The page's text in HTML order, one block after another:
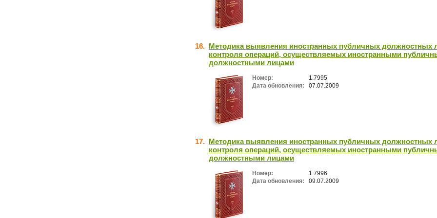
16. Методика выявления иностранных публичных должностных
контроля операций, осуществляемых иностранными
должностными лицами
Номер:
1.7995
Дата обновления:
07.07.2009
17. Методика выявления иностранных публичных должностных
контроля операций, осуществляемых иностранными
должностными лицами
Номер:
1.7996
Дата обновления:
09.07.2009